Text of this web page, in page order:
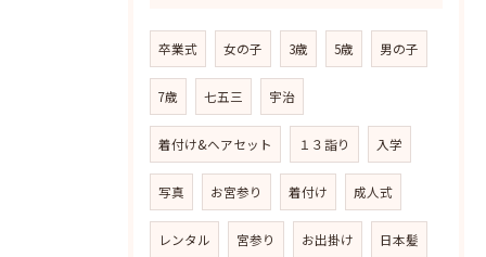
卒業式 女の子 3歳 5歳 男の子
7歳 七五三 宇治
着付け&ヘアセット １３詣り 入学
写真 お宮参り 着付け 成人式
レンタル 宮参り お出掛け 日本髪